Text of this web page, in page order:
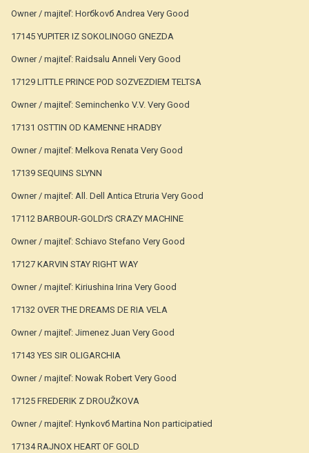
Owner / majiteľ: Horбkovб Andrea Very Good
17145 YUPITER IZ SOKOLINOGO GNEZDA
Owner / majiteľ: Raidsalu Anneli Very Good
17129 LITTLE PRINCE POD SOZVEZDIEM TELTSA
Owner / majiteľ: Seminchenko V.V. Very Good
17131 OSTTIN OD KAMENNE HRADBY
Owner / majiteľ: Melkova Renata Very Good
17139 SEQUINS SLYNN
Owner / majiteľ: All. Dell Antica Etruria Very Good
17112 BARBOUR-GOLDґS CRAZY MACHINE
Owner / majiteľ: Schiavo Stefano Very Good
17127 KARVIN STAY RIGHT WAY
Owner / majiteľ: Kiriushina Irina Very Good
17132 OVER THE DREAMS DE RIA VELA
Owner / majiteľ: Jimenez Juan Very Good
17143 YES SIR OLIGARCHIA
Owner / majiteľ: Nowak Robert Very Good
17125 FREDERIK Z DROUŽKOVA
Owner / majiteľ: Hynkovб Martina Non participatied
17134 RAJNOX HEART OF GOLD